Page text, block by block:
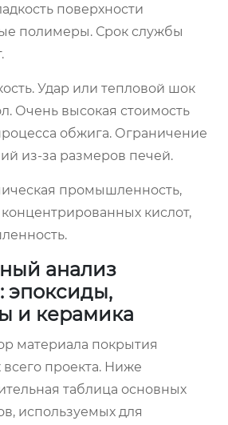
поверхности
полимеры. Срок службы
Удар или тепловой шок
Очень высокая стоимость
обжига. Ограничение
из-за размеров печей.
промышленность,
кислот,
анализ
эпоксиды,
и керамика
материала покрытия
проекта. Ниже
таблица основных
используемых для